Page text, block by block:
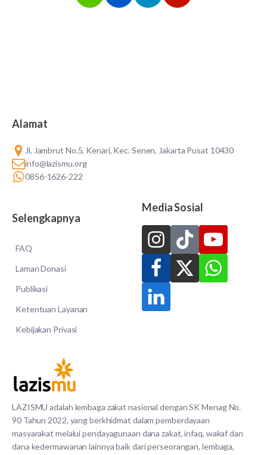
LAZISMU adalah lembaga zakat nasional dengan SK Menag No.
90 Tahun 2022, yang berkhidmat dalam pemberdayaan
masyarakat melalui pendayagunaan dana zakat, infaq, wakaf dan
dana kedermawanan lainnya baik dari perseorangan, lembaga,
Alamat
Jl. Jambrut No.5, Kenari, Kec. Senen, Jakarta Pusat 10430
info@lazismu.org
0856-1626-222
Selengkapnya
FAQ
Laman Donasi
Publikasi
Ketentuan Layanan
Kebijakan Privasi
Media Sosial